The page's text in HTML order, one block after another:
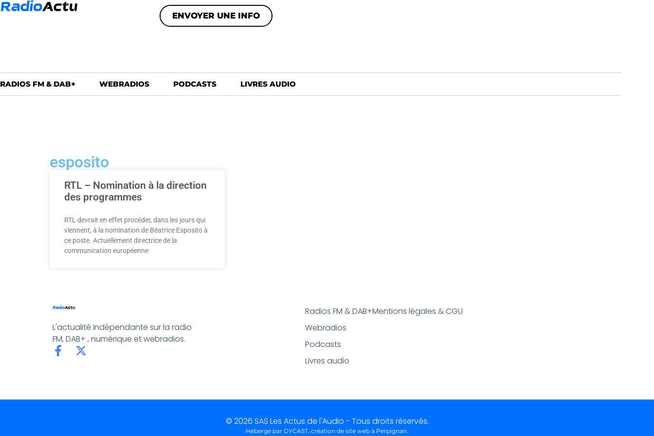
ENVOYER UNE INFO
RADIOS FM & DAB+ WEBRADIOS PODCASTS LIVRES AUDIO
esposito
RTL – Nomination à la direction
des programmes
RTL devrait en effet procéder, dans les jours qui
viennent, à la nomination de Béatrice Esposito à
ce poste. Actuellement directrice de la
communication européenne
L'actualité indépendante sur la radio
FM, DAB+ , numérique et webradios.
Radios FM & DAB+
Webradios
Podcasts
Livres audio
Mentions légales & CGU
© 2026 SAS Les Actus de l'Audio - Tous droits réservés.
Hébergé par DYCAST, création de site web à Perpignan.